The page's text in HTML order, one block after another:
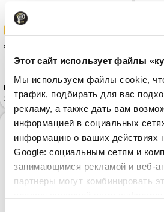
Этот сайт использует файлы
Мы используем файлы cookie,
трафик, подбирать для вас
рекламу, а также дать вам
информацией в социальных
информацию о ваших действиях
Google: социальным сетям и
занимающимся рекламой и веб-
партнеры могут комбинировать
Полуботинки LLOYD X-Motion
325 Black
327L